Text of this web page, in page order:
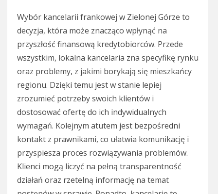
Wybór kancelarii frankowej w Zielonej Górze to
decyzja, która może znacząco wpłynąć na
przyszłość finansową kredytobiorców. Przede
wszystkim, lokalna kancelaria zna specyfikę rynku
oraz problemy, z jakimi borykają się mieszkańcy
regionu. Dzięki temu jest w stanie lepiej
zrozumieć potrzeby swoich klientów i
dostosować ofertę do ich indywidualnych
wymagań. Kolejnym atutem jest bezpośredni
kontakt z prawnikami, co ułatwia komunikację i
przyspiesza proces rozwiązywania problemów.
Klienci mogą liczyć na pełną transparentność
działań oraz rzetelną informację na temat